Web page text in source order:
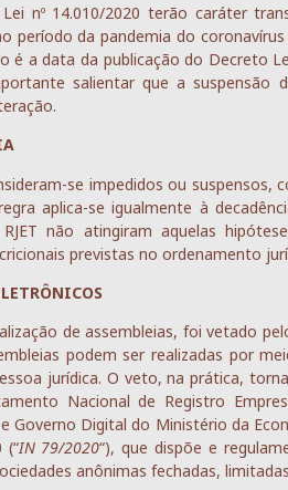
nº 14.010/2020 terão caráter
período da pandemia do
é a data da publicação do Decreto
salientar que a suspensão
se impedidos ou
aplica-se igualmente à
não atingiram aquelas
previstas no ordenamento
de assembleias, foi vetado
podem ser realizadas por
jurídica. O veto, na prática,
Nacional de Registro
Governo Digital do Ministério da
(“IN 79/2020“), que dispõe e
anônimas fechadas,